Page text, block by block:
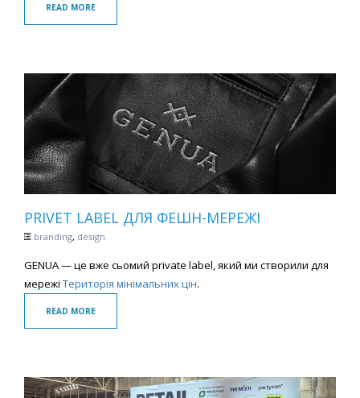
READ MORE
PRIVET LABEL ДЛЯ ФЕШН-МЕРЕЖІ
branding, design
GENUA — це вже сьомий private label, який ми створили для
мережі Територія мінімальних цін.
READ MORE